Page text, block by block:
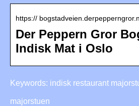
https://
Der Peppern Gror
Indisk Mat i Oslo
Keywords: indisk restaurant
majorstuen